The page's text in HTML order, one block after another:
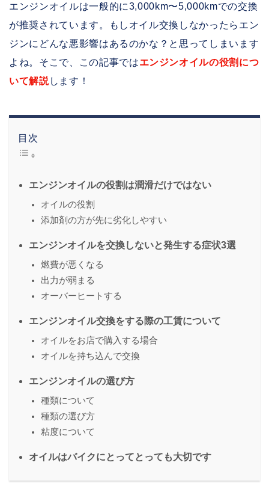
エンジンオイルは一般的に3,000km〜5,000kmでの交換
が推奨されています。もしオイル交換しなかったらエン
ジンにどんな悪影響はあるのかな？と思ってしまいます
よね。そこで、この記事ではエンジンオイルの役割につ
いて解説します！
目次
エンジンオイルの役割は潤滑だけではない
オイルの役割
添加剤の方が先に劣化しやすい
エンジンオイルを交換しないと発生する症状3選
燃費が悪くなる
出力が弱まる
オーバーヒートする
エンジンオイル交換をする際の工賃について
オイルをお店で購入する場合
オイルを持ち込んで交換
エンジンオイルの選び方
種類について
種類の選び方
粘度について
オイルはバイクにとってとっても大切です